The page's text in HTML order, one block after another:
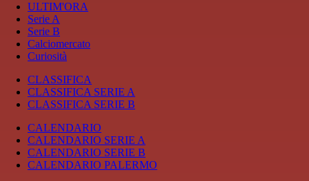
ULTIM'ORA
Serie A
Serie B
Calciomercato
Curiosità
CLASSIFICA
CLASSIFICA SERIE A
CLASSIFICA SERIE B
CALENDARIO
CALENDARIO SERIE A
CALENDARIO SERIE B
CALENDARIO PALERMO